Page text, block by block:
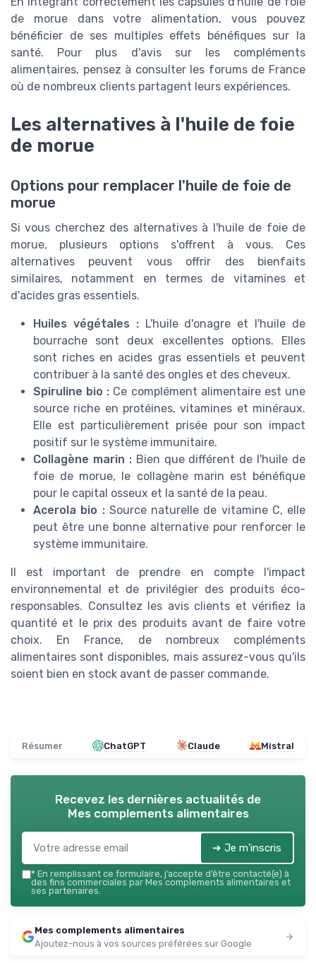
de morue dans votre alimentation, vous pouvez
bénéficier de ses multiples effets bénéfiques sur la
santé. Pour plus d'avis sur les compléments
alimentaires, pensez à consulter les forums de France
où de nombreux clients partagent leurs expériences.
Les alternatives à l'huile de foie
de morue
Options pour remplacer l'huile de foie de
morue
Si vous cherchez des alternatives à l'huile de foie de
morue, plusieurs options s'offrent à vous. Ces
alternatives peuvent vous offrir des bienfaits
similaires, notamment en termes de vitamines et
d'acides gras essentiels.
Huiles végétales :L'huile d'onagre et l'huile de
bourrache sont deux excellentes options. Elles
sont riches en acides gras essentiels et peuvent
contribuer à la santé des ongles et des cheveux.
Spiruline bio : Ce complément alimentaire est une
source riche en protéines, vitamines et minéraux.
Elle est particulièrement prisée pour son impact
positif sur le système immunitaire.
Collagène marin :Bien que différent de l'huile de
foie de morue, le collagène marin est bénéfique
pour le capital osseux et la santé de la peau.
Acerola bio :Source naturelle de vitamine C, elle
peut être une bonne alternative pour renforcer le
système immunitaire.
Il est important de prendre en compte l'impact
environnemental et de privilégier des produits éco-
responsables. Consultez les avis clients et vérifiez la
quantité et le prix des produits avant de faire votre
choix. En France, de nombreux compléments
alimentaires sont disponibles, mais assurez-vous qu'ils
soient bien en stock avant de passer commande.
Résumer ChatGPT Claude Mistral
Recevez les dernières actualités de
Mes complements alimentaires
➔ Je m'inscris
* En remplissant ce formulaire, j’accepte d’être contacté(e) à
des fins commerciales par Mes complements alimentaires et
ses partenaires.
Mes complements alimentaires
Ajoutez-nous à vos sources préférées sur Google